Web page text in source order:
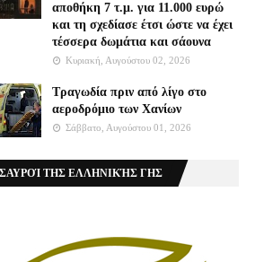
αποθήκη 7 τ.μ. για 11.000 ευρώ
και τη σχεδίασε έτσι ώστε να έχει
τέσσερα δωμάτια και σάουνα
Κυριακή, Αυγούστου 02, 2026
Τραγωδία πριν από λίγο στο
αεροδρόμιο των Χανίων
Σάββατο, Αυγούστου 01, 2026
ΤΗΣ ΕΛΛΗΝΙΚΉΣ ΓΗΣ